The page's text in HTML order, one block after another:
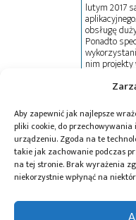
Aby zapewnić jak najlepsze
pliki cookie, do
urządzeniu. Zgoda na te
takie jak zachowanie podczas
na tej stronie. Brak wyrażenia
niekorzystnie wpłynąć na
lutym 2017
obsługę
Ponadto
nim projekty
inżynierię
w
dotyczące
magistra na
Tagi:Analog Devices,